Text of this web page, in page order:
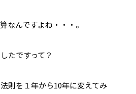
なんですよね・・・。
たですって？
則を１年から10年に変えてみ